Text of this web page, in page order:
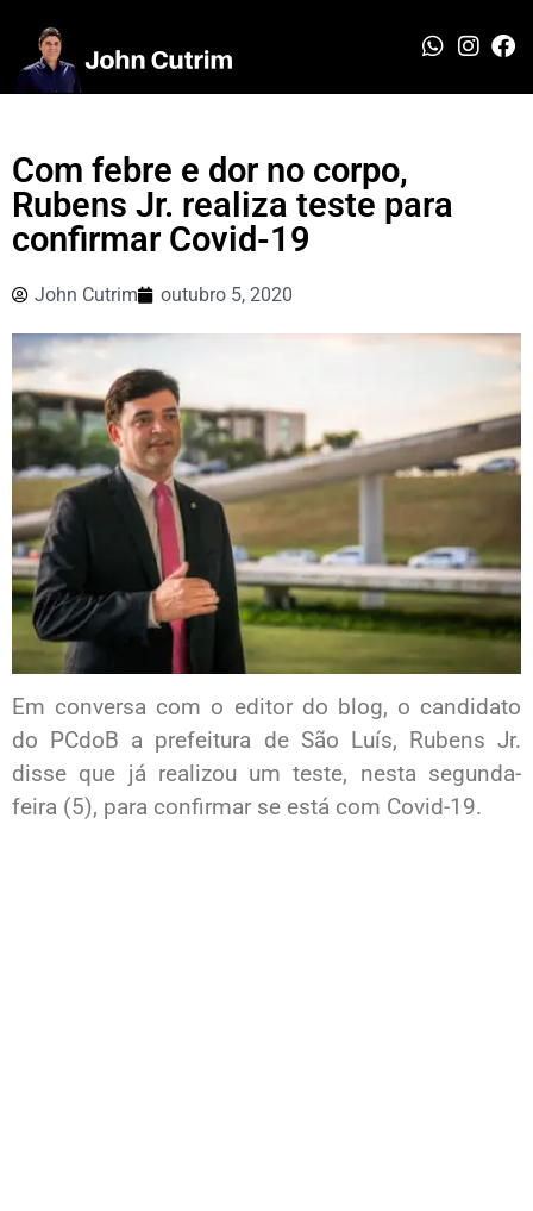
Com febre e dor no corpo,
Rubens Jr. realiza teste para
confirmar Covid-19
John Cutrim outubro 5, 2020
Em conversa com o editor do blog, o candidato
do PCdoB a prefeitura de São Luís, Rubens Jr.
disse que já realizou um teste, nesta segunda-
feira (5), para confirmar se está com Covid-19.